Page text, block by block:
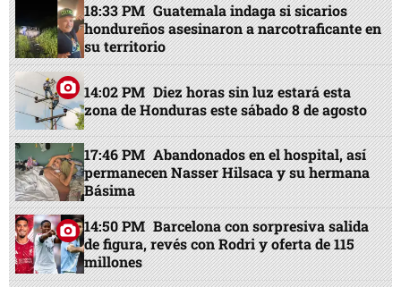
18:33 PM Guatemala indaga si sicarios
hondureños asesinaron a narcotraficante en
su territorio
14:02 PM Diez horas sin luz estará esta
zona de Honduras este sábado 8 de agosto
17:46 PM Abandonados en el hospital, así
permanecen Nasser Hilsaca y su hermana
Básima
14:50 PM Barcelona con sorpresiva salida
de figura, revés con Rodri y oferta de 115
millones